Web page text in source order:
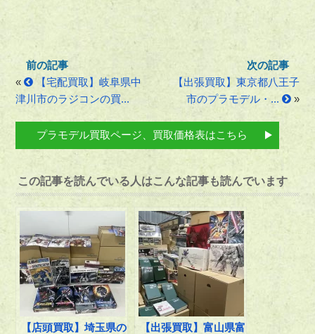
«
【宅配買取】岐阜県中
津川市のラジコンの買...
【出張買取】東京都八王子
市のプラモデル・...
»
プラモデル買取ページ、買取価格表はこちら
この記事を読んでいる人はこんな記事も読んでいます
【店頭買取】埼玉県の
【出張買取】富山県富